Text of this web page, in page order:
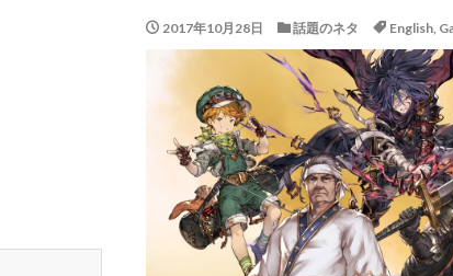
2017年10月28日 話題のネタ English,